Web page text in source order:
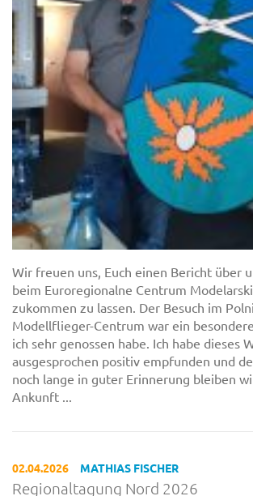
Wir freuen uns, Euch einen Bericht über
beim Euroregionalne Centrum
zukommen zu lassen. Der Besuch im
Modellflieger-Centrum war ein
ich sehr genossen habe. Ich habe dieses
ausgesprochen positiv empfunden und
noch lange in guter Erinnerung bleiben
Ankunft ...
02.04.2026 MATHIAS FISCHER
Regionaltagung Nord 2026